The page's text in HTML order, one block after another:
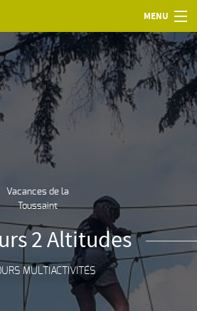
MENU
Vacances de la
Toussaint
2 Altitudes
MULTIACTIVITÉS